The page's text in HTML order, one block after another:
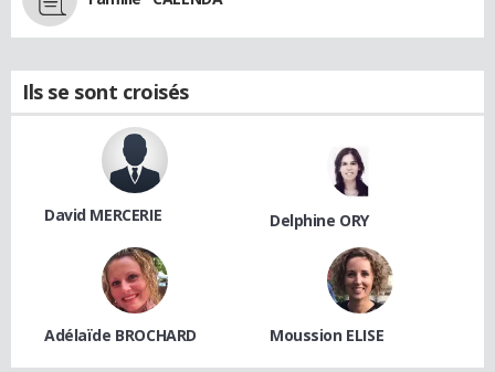
Ils se sont croisés
David MERCERIE Delphine ORY
Adélaïde BROCHARD Moussion ELISE